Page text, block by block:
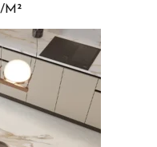
PRICE
215,00 €
THROUGH
360,00 €